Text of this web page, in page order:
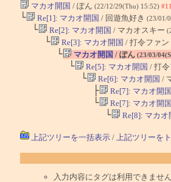
マカオ開国 / ぽん (22/12/29(Thu) 15:52)
└ Re[1]: マカオ開国 / 回遊魚好き (23/01/
└ Re[2]: マカオ開国 / マカオスキー
└ Re[3]: マカオ開国 / 打令ファン
└ マカオ開国 / ぽん (23/03/
└ Re[5]: マカオ開国 / 打
└ Re[6]: マカオ開国 /
├ Re[7]: マカオ開国
└ Re[7]: マカオ開国
└ Re[8]: マカオ
上記ツリーを一括表示/ 上記ツリーを
入力内容にタグは利用できません